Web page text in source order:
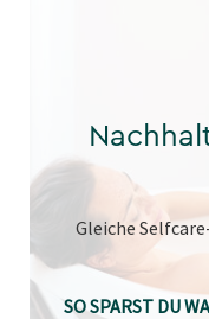
Gleiche
SO SPARST DU